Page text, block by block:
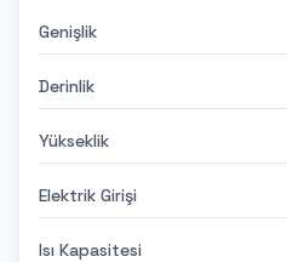
Genişlik
Derinlik
Yükseklik
Elektrik Girişi
Isı Kapasitesi